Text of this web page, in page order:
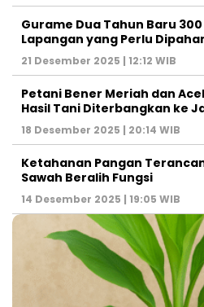
Gurame Dua Tahun Baru
Lapangan yang Perlu
21 Desember 2025 | 12:12 WIB
Petani Bener Meriah dan
Hasil Tani Diterbangkan ke
18 Desember 2025 | 20:14 WIB
Ketahanan Pangan
Sawah Beralih Fungsi
14 Desember 2025 | 19:05 WIB